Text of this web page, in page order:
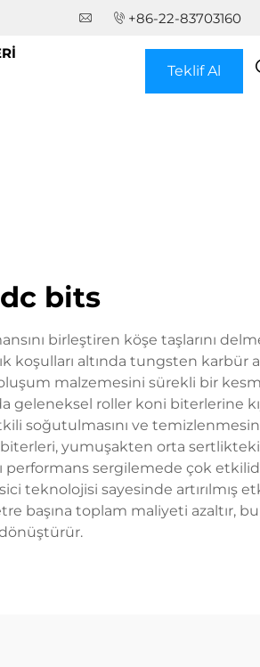
+86-22-83703160
Teklif Al
bits
birleştiren köşe taşlarını
koşulları altında tungsten karbür
malzemesini sürekli bir
geleneksel roller koni biterlerine
soğutulmasını ve
yumuşakten orta
sergilemede çok
teknolojisi sayesinde artırılmış
başına toplam maliyeti azaltır, bu